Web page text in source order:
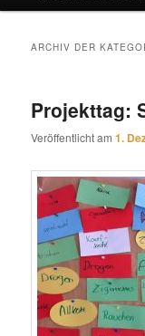
ARCHIV DER
Projekttag:
Veröffentlicht am1.